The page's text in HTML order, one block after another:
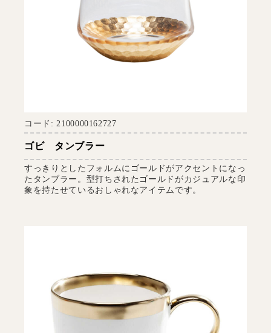
コード: 2100000162727
ゴビ タンブラー
すっきりとしたフォルムにゴールドがアクセントになっ
たタンブラー。型打ちされたゴールドがカジュアルな印
象を持たせているおしゃれなアイテムです。